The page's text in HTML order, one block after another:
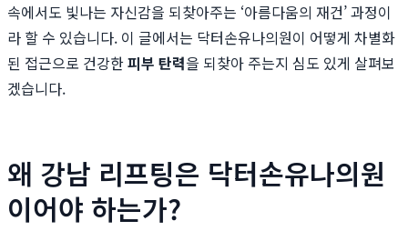
속에서도 빛나는 자신감을 되찾아주는 ‘아름다움의 재건’ 과정이
라 할 수 있습니다. 이 글에서는 닥터손유나의원이 어떻게 차별화
된 접근으로 건강한피부 탄력을 되찾아 주는지 심도 있게 살펴보
겠습니다.
왜 강남 리프팅은 닥터손유나의원
이어야 하는가?